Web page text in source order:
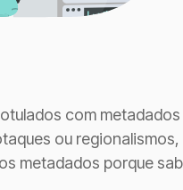
com
ou
metadados porque